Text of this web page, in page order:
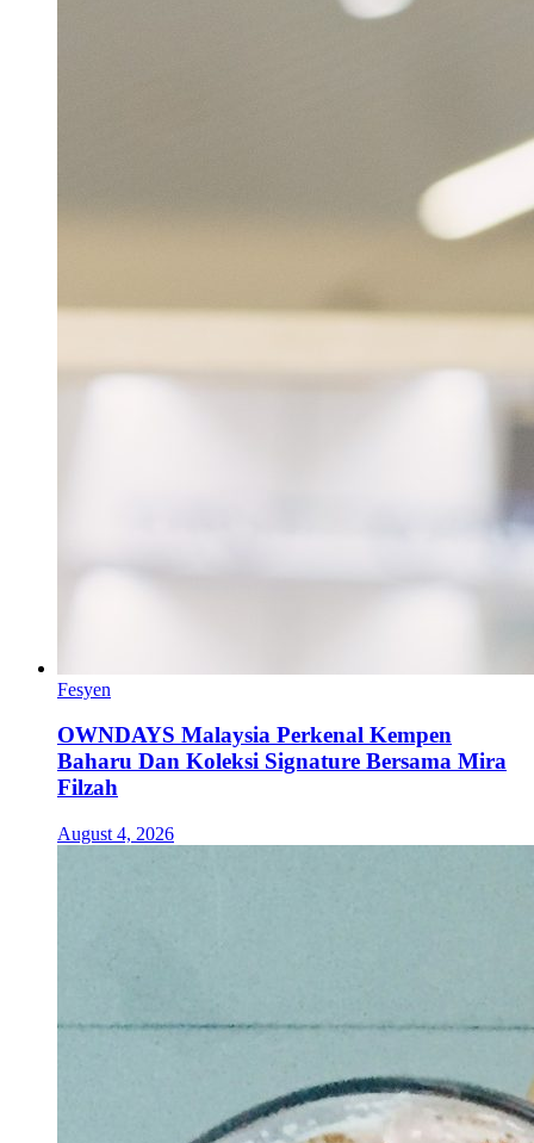
Fesyen
OWNDAYS Malaysia Perkenal Kempen
Baharu Dan Koleksi Signature Bersama Mira
Filzah
August 4, 2026